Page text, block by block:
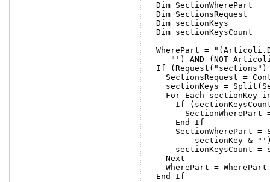
  Dim SectionWherePart
  Dim SectionsRequest
  Dim sectionKeys
  Dim sectionKeysCount
WherePart =
"') AND (NOT
If (Request("sections")
SectionsRequest =
sectionKeys =
For Each sectionKey
If
SectionWherePart
      End If
SectionWherePart =
sectionKey &
sectionKeysCount =
    Next
WherePart =
  End If